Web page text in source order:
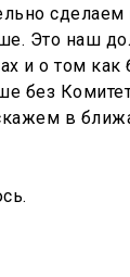
Это наш
и о том как
без
в